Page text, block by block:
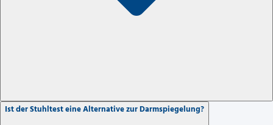
Ist der Stuhltest eine Alternative zur Darmspiegelung?